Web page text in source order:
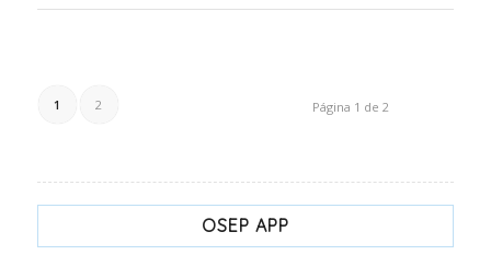
Página 1 de 2
1 2
OSEP APP